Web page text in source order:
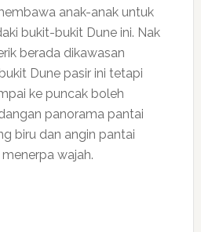
anak-anak untuk
bukit-bukit Dune ini. Nak
berada dikawasan
Dune pasir ini tetapi
ke puncak boleh
panorama pantai
biru dan angin pantai
wajah.